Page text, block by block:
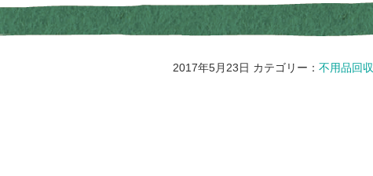
2017年5月23日 カテゴリー： 不用品回収